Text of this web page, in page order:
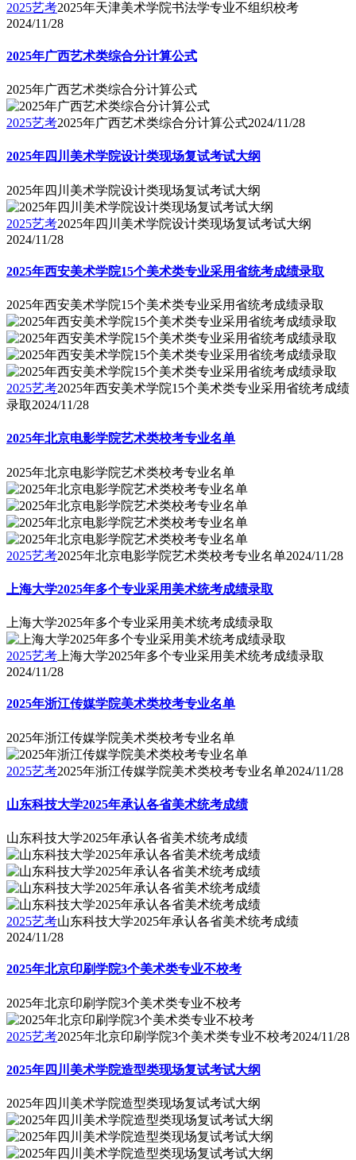
2025艺考2025年天津美术学院书法学专业不组织校考
2024/11/28
2025年广西艺术类综合分计算公式
2025年广西艺术类综合分计算公式
2025艺考2025年广西艺术类综合分计算公式2024/11/28
2025年四川美术学院设计类现场复试考试大纲
2025年四川美术学院设计类现场复试考试大纲
2025艺考2025年四川美术学院设计类现场复试考试大纲
2024/11/28
2025年西安美术学院15个美术类专业采用省统考成绩录取
2025年西安美术学院15个美术类专业采用省统考成绩录取
2025艺考2025年西安美术学院15个美术类专业采用省统考成绩
录取2024/11/28
2025年北京电影学院艺术类校考专业名单
2025年北京电影学院艺术类校考专业名单
2025艺考2025年北京电影学院艺术类校考专业名单2024/11/28
上海大学2025年多个专业采用美术统考成绩录取
上海大学2025年多个专业采用美术统考成绩录取
2025艺考 上海大学2025年多个专业采用美术统考成绩录取
2024/11/28
2025年浙江传媒学院美术类校考专业名单
2025年浙江传媒学院美术类校考专业名单
2025艺考2025年浙江传媒学院美术类校考专业名单2024/11/28
山东科技大学2025年承认各省美术统考成绩
山东科技大学2025年承认各省美术统考成绩
2025艺考山东科技大学2025年承认各省美术统考成绩
2024/11/28
2025年北京印刷学院3个美术类专业不校考
2025年北京印刷学院3个美术类专业不校考
2025艺考2025年北京印刷学院3个美术类专业不校考2024/11/28
2025年四川美术学院造型类现场复试考试大纲
2025年四川美术学院造型类现场复试考试大纲